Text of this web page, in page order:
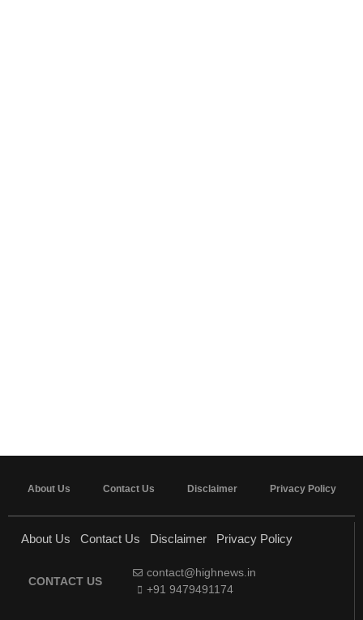
About Us Contact Us Disclaimer Privacy Policy
About Us Contact Us Disclaimer Privacy Policy
CONTACT US
contact@highnews.in
+91 9479491174